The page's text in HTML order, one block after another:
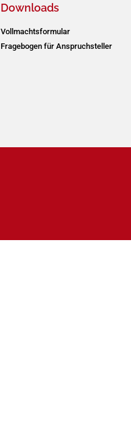
Downloads
Vollmachtsformular
Fragebogen für Anspruchsteller